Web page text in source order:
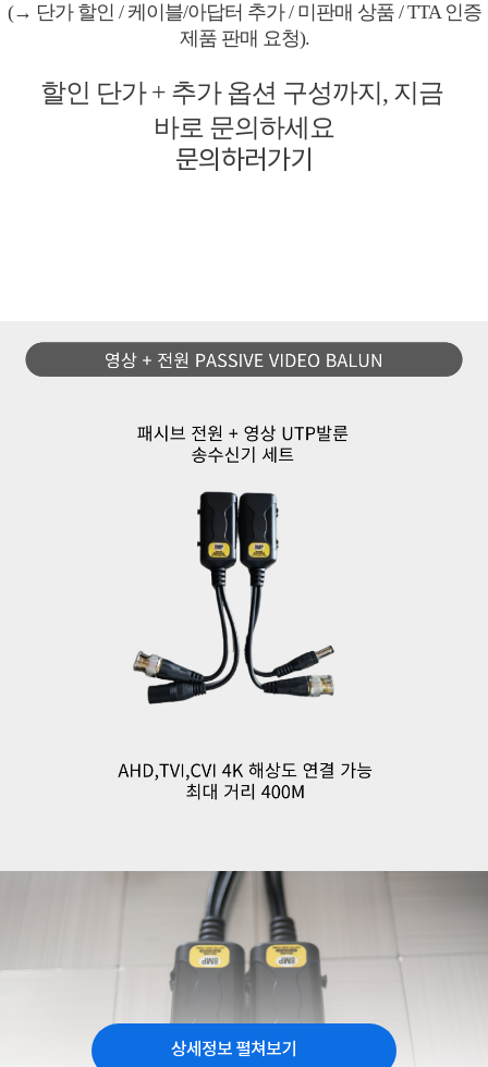
(→ 단가 할인 / 케이블/아답터 추가 / 미판매 상품 / TTA 인증
제품 판매 요청).
할인 단가 + 추가 옵션 구성까지, 지금
바로 문의하세요
문의하러가기
상세정보 펼쳐보기